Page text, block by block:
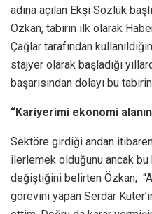
adına açılan Ekşi Sözlük
Özkan, tabirin ilk olarak
Çağlar tarafından
stajyer olarak başladığı
başarısından dolayı bu
“Kariyerimi ekonomi
Sektöre girdiği andan
ilerlemek olduğunu ancak
değiştiğini belirten Özkan;
görevini yapan Serdar